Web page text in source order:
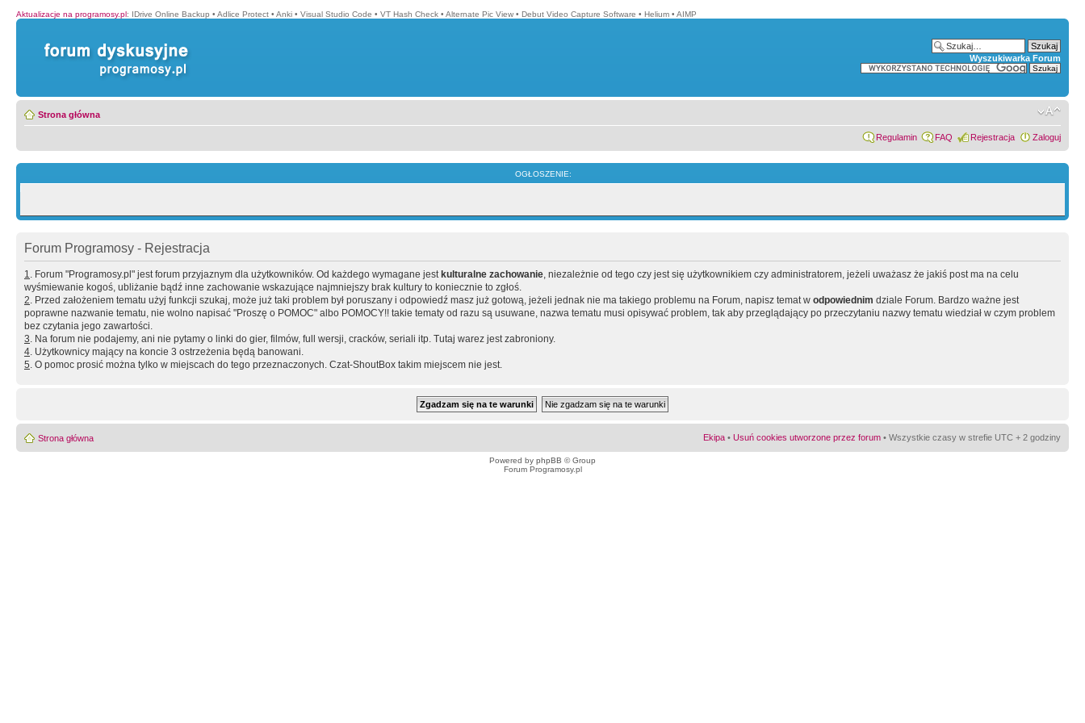
Aktualizacje na programosy.pl: IDrive Online Backup • Adlice Protect • Anki • Visual Studio Code • VT Hash Check • Alternate Pic View • Debut Video Capture Software • Helium • AIMP
Wyszukiwarka Forum
Strona główna
Regulamin FAQ Rejestracja Zaloguj
OGŁOSZENIE:
Forum Programosy - Rejestracja
1. Forum "Programosy.pl" jest forum przyjaznym dla użytkowników. Od każdego wymagane jest kulturalne zachowanie, niezależnie od tego czy jest się użytkownikiem czy administratorem, jeżeli uważasz że jakiś post ma na celu
wyśmiewanie kogoś, ubliżanie bądź inne zachowanie wskazujące najmniejszy brak kultury to koniecznie to zgłoś.
2. Przed założeniem tematu użyj funkcji szukaj, może już taki problem był poruszany i odpowiedź masz już gotową, jeżeli jednak nie ma takiego problemu na Forum, napisz temat w odpowiednim dziale Forum. Bardzo ważne jest
poprawne nazwanie tematu, nie wolno napisać "Proszę o POMOC" albo POMOCY!! takie tematy od razu są usuwane, nazwa tematu musi opisywać problem, tak aby przeglądający po przeczytaniu nazwy tematu wiedział w czym problem
bez czytania jego zawartości.
3. Na forum nie podajemy, ani nie pytamy o linki do gier, filmów, full wersji, cracków, seriali itp. Tutaj warez jest zabroniony.
4. Użytkownicy mający na koncie 3 ostrzeżenia będą banowani.
5. O pomoc prosić można tylko w miejscach do tego przeznaczonych. Czat-ShoutBox takim miejscem nie jest.
Strona główna Ekipa • Usuń cookies utworzone przez forum • Wszystkie czasy w strefie UTC + 2 godziny
Powered by phpBB © Group
Forum Programosy.pl